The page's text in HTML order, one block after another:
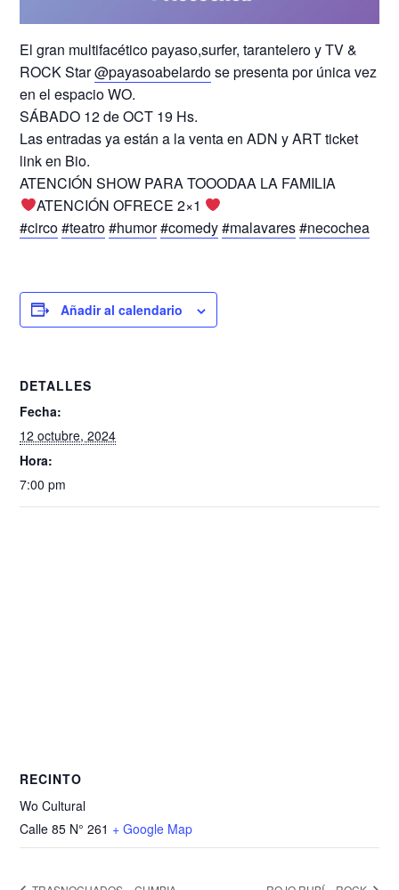
El gran multifacético payaso,surfer, tarantelero y TV &
ROCK Star@payasoabelardose presenta por única vez
en el espacio WO.
SÁBADO 12 de OCT 19 Hs.
Las entradas ya están a la venta en ADN y ART ticket
link en Bio.
️ATENCIÓN SHOW PARA TOOODAA LA FAMILIA
ATENCIÓN OFRECE 2×1
#circo#teatro#humor#comedy#malavares#necochea
Añadir al calendario
DETALLES
Fecha:
12 octubre, 2024
Hora:
7:00 pm
RECINTO
Wo Cultural
Calle 85 N° 261 + Google Map